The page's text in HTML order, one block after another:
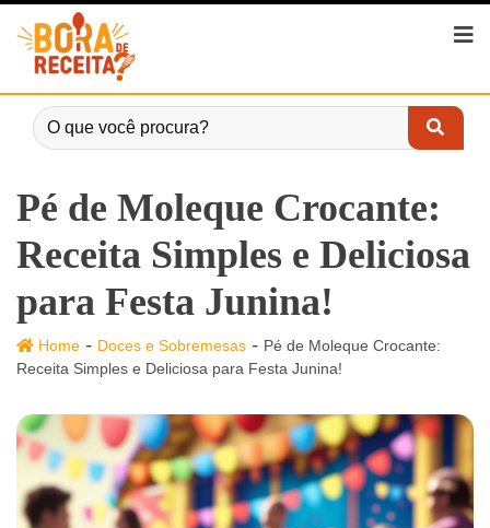
Pé de Moleque Crocante:
Receita Simples e Deliciosa
para Festa Junina!
Home - Doces e Sobremesas - Pé de Moleque Crocante:
Receita Simples e Deliciosa para Festa Junina!